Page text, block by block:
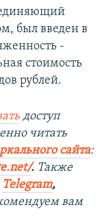
был введен в
-
стоимость
рублей.
доступ
читать
сайта:
. Также
Telegram,
вам